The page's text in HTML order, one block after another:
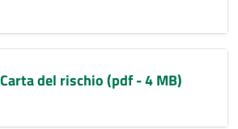
del rischio (pdf - 4 MB)